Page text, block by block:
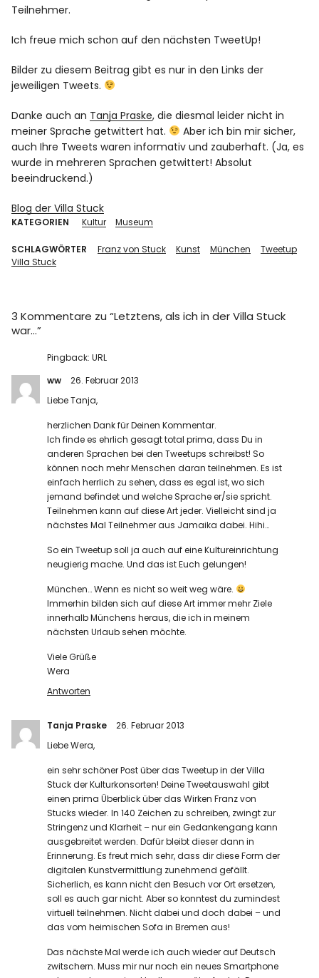
Teilnehmer.
Ich freue mich schon auf den nächsten TweetUp!
Bilder zu diesem Beitrag gibt es nur in den Links der
jeweiligen Tweets.
Danke auch an Tanja Praske, die diesmal leider nicht in
meiner Sprache getwittert hat.
Aber ich bin mir sicher,
auch Ihre Tweets waren informativ und zauberhaft. (Ja, es
wurde in mehreren Sprachen getwittert! Absolut
beeindruckend.)
Blog der Villa Stuck
KATEGORIEN Kultur Museum
SCHLAGWÖRTER Franz von Stuck Kunst München
Tweetup
Villa Stuck
3 Kommentare zu “Letztens, als ich in der Villa Stuck
war…”
Pingback:URL
ww
26. Februar 2013
Liebe Tanja,
herzlichen Dank für Deinen Kommentar.
Ich finde es ehrlich gesagt total prima, dass Du in
anderen Sprachen bei den Tweetups schreibst! So
können noch mehr Menschen daran teilnehmen. Es ist
einfach herrlich zu sehen, dass es egal ist, wo sich
jemand befindet und welche Sprache er/sie spricht.
Teilnehmen kann auf diese Art jeder. Vielleicht sind ja
nächstes Mal Teilnehmer aus Jamaika dabei. Hihi…
So ein Tweetup soll ja auch auf eine Kultureinrichtung
neugierig mache. Und das ist Euch gelungen!
München… Wenn es nicht so weit weg wäre.
Immerhin bilden sich auf diese Art immer mehr Ziele
innerhalb Münchens heraus, die ich in meinem
nächsten Urlaub sehen möchte.
Viele Grüße
Wera
Antworten
Tanja Praske
26. Februar 2013
Liebe Wera,
ein sehr schöner Post über das Tweetup in der Villa
Stuck der Kulturkonsorten! Deine Tweetauswahl gibt
einen prima Überblick über das Wirken Franz von
Stucks wieder. In 140 Zeichen zu schreiben, zwingt zur
Stringenz und Klarheit – nur ein Gedankengang kann
ausgebreitet werden. Dafür bleibt dieser dann in
Erinnerung. Es freut mich sehr, dass dir diese Form der
digitalen Kunstvermittlung zunehmend gefällt.
Sicherlich, es kann nicht den Besuch vor Ort ersetzen,
soll es auch gar nicht. Aber so konntest du zumindest
virtuell teilnehmen. Nicht dabei und doch dabei – und
das vom heimischen Sofa in Bremen aus!
Das nächste Mal werde ich auch wieder auf Deutsch
zwitschern. Muss mir nur noch ein neues Smartphone